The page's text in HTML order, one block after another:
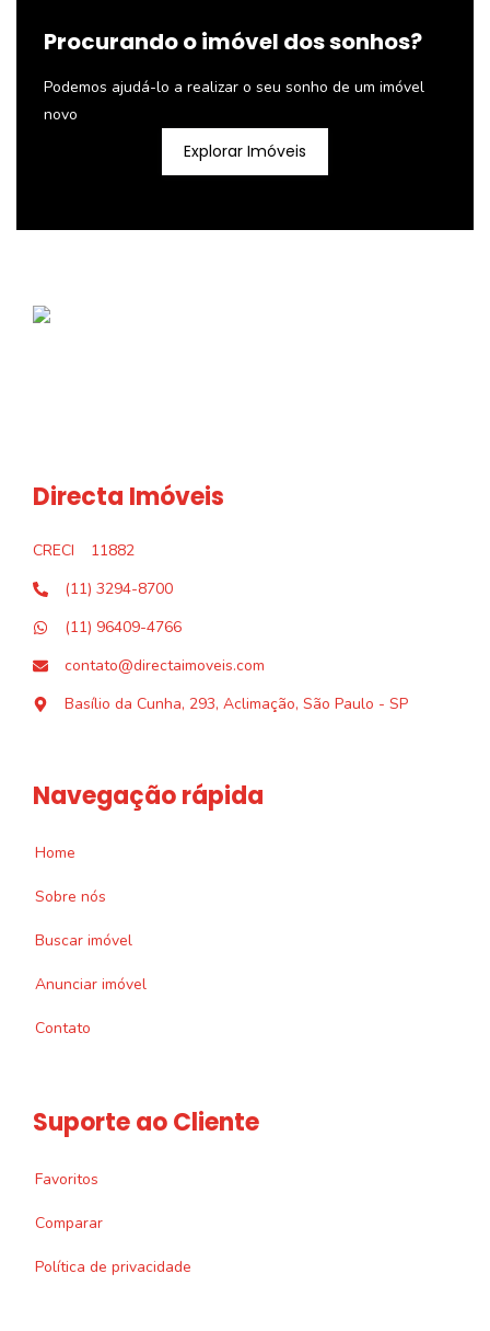
Procurando o imóvel dos sonhos?
Podemos ajudá-lo a realizar o seu sonho de um imóvel
novo
Explorar Imóveis
Directa Imóveis
CRECI
11882
(11) 3294-8700
(11) 96409-4766
contato@directaimoveis.com
Basílio da Cunha, 293, Aclimação, São Paulo - SP
Navegação rápida
Home
Sobre nós
Buscar imóvel
Anunciar imóvel
Contato
Suporte ao Cliente
Favoritos
Comparar
Política de privacidade